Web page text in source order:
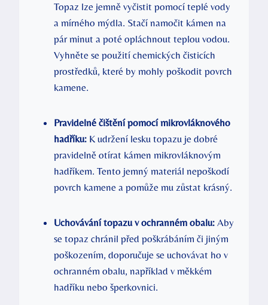
Topaz lze jemně vyčistit pomocí teplé vody
a mírného mýdla. Stačí namočit kámen na
pár minut a poté opláchnout teplou vodou.
Vyhněte se použití chemických čisticích
prostředků, které by mohly poškodit povrch
kamene.
Pravidelné čištění pomocí mikrovláknového
hadříku: K udržení lesku topazu je dobré
pravidelně otírat kámen mikrovláknovým
hadříkem. Tento jemný materiál nepoškodí
povrch kamene a pomůže mu zůstat krásný.
Uchovávání topazu v ochranném obalu: Aby
se topaz chránil před poškrábáním či jiným
poškozením, doporučuje se uchovávat ho v
ochranném obalu, například v měkkém
hadříku nebo šperkovnici.